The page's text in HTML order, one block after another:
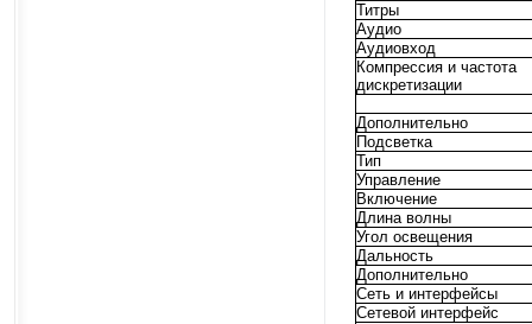
Титры
Аудио
Аудиовход
Компрессия и частота
дискретизации
Дополнительно
Подсветка
Тип
Управление
Включение
Длина волны
Угол освещения
Дальность
Дополнительно
Сеть и интерфейсы
Сетевой интерфейс